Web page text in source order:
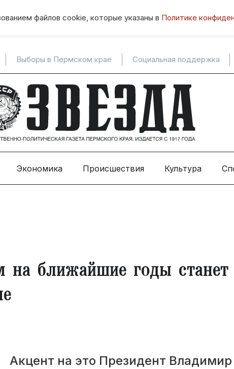
файлов cookie, которые указаны в Политике
Выборы в Пермском крае Социальная поддержка
Экономика Происшествия Культура
на ближайшие годы станет
Акцент на это Президент Владимир